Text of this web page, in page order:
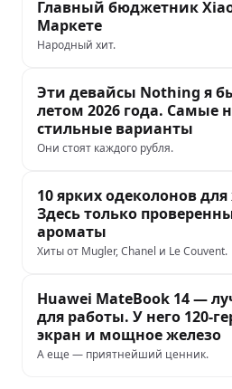
Главный бюджетник
Маркете
Народный хит.
Эти девайсы Nothing я
летом 2026 года. Самые
стильные варианты
Они стоят каждого рубля.
10 ярких одеколонов
Здесь только
ароматы
Хиты от Mugler, Chanel и Le Couvent.
Huawei MateBook 14 —
для работы. У него 120-
экран и мощное железо
А еще — приятнейший ценник.